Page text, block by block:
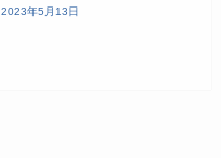
2023年5月13日